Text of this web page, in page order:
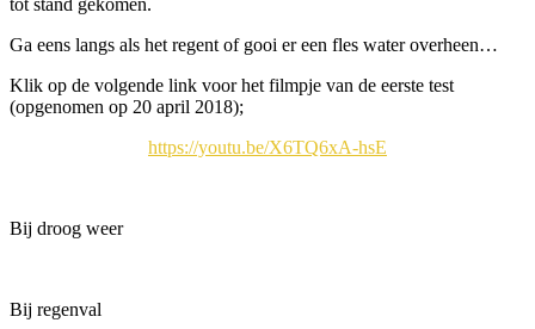
Ga eens langs als het regent of gooi er een fles water overheen…
Klik op de volgende link voor het filmpje van de eerste test
(opgenomen op 20 april 2018);
https://youtu.be/X6TQ6xA-hsE
Bij droog weer
Bij regenval